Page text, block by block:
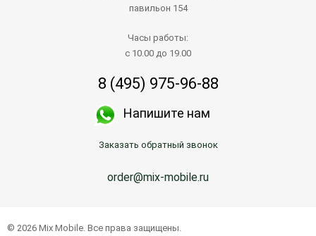
павильон 154
Часы работы:
с 10.00 до 19.00
8 (495) 975-96-88
Напишите нам
Заказать обратный звонок
order@mix-mobile.ru
© 2026 Mix Mobile. Все права защищены.